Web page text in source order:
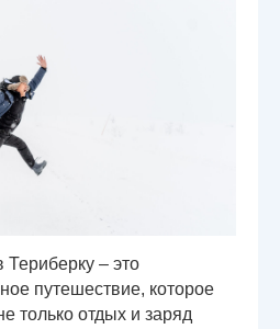
Териберку – это
путешествие, которое
только отдых и заряд